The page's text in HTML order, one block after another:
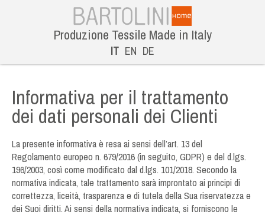
Produzione Tessile Made in Italy
IT EN DE
Informativa per il trattamento
dei dati personali dei Clienti
La presente informativa è resa ai sensi dell’art. 13 del
Regolamento europeo n. 679/2016 (in seguito, GDPR) e del d.lgs.
196/2003, così come modificato dal d.lgs. 101/2018. Secondo la
normativa indicata, tale trattamento sarà improntato ai principi di
correttezza, liceità, trasparenza e di tutela della Sua riservatezza e
dei Suoi diritti. Ai sensi della normativa indicata, si forniscono le